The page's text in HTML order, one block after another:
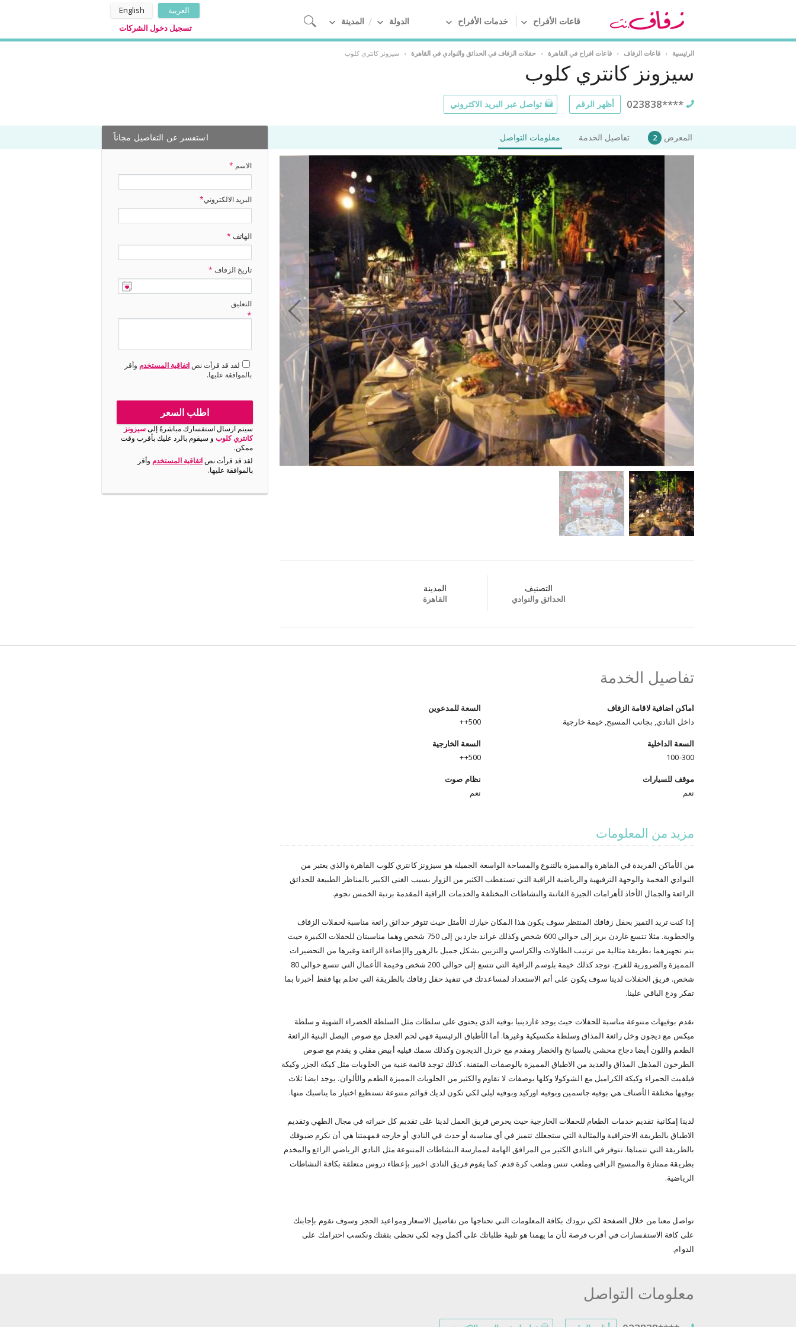
قاعات الأفراح خدمات الأفراح الدولة المدينة
العربية
English
تسجيل دخول الشركات
الرئيسية › قاعات الزفاف › قاعات افراح في القاهرة › حفلات الزفاف في الحدائق والنوادي في القاهرة › سيزونز كانتري كلوب
سيزونز كانتري كلوب
023838**** أظهر الرقم تواصل عبر البريد الاكتروني
المعرض 2 تفاصيل الخدمة معلومات التواصل
التصنيف
الحدائق والنوادي
المدينة
القاهرة
استفسر عن التفاصيل مجاناً
الاسم *
البريد الالكتروني*
الهاتف *
تاريخ الزفاف *
التعليق
*
لقد قد قرأت نصاتفاقية المستخدم وأقر
بالموافقة عليها.
اطلب السعر
سيتم ارسال استفسارك مباشرةً إلىسيزونز
كانتري كلوب و سيقوم بالرد عليك بأقرب وقت
ممكن.
لقد قد قرأت نصاتفاقية المستخدم وأقر
بالموافقة عليها.
تفاصيل الخدمة
اماكن اضافية لاقامة الزفاف
داخل النادي, بجانب المسبح, خيمة خارجية
السعة للمدعوين
500++
السعة الداخلية
100-300
السعة الخارجية
500++
موقف للسيارات
نعم
نظام صوت
نعم
مزيد من المعلومات
من الأماكن الفريدة في القاهرة والمميزة بالتنوع والمساحة الواسعة الجميلة هو سيزونز كانتري كلوب القاهرة والذي يعتبر من
النوادي الفخمة والوجهة الترفيهية والرياضية الراقية التي تستقطب الكثير من الزوار بسبب الغنى الكبير بالمناظر الطبيعة للحدائق
الرائعة والجمال الأخاذ لأهرامات الجيزة الفاتنة والنشاطات المختلفة والخدمات الراقية المقدمة برتبة الخمس نجوم.
إذا كنت تريد التميز بحفل زفافك المنتظر سوف يكون هذا المكان خيارك الأمثل حيث تتوفر حدائق رائعة مناسبة لحفلات الزفاف
والخطوبة. مثلا تتسع غاردن بريز إلى حوالي 600 شخص وكذلك غراند جاردين إلى 750 شخص وهما مناسبتان للحفلات الكبيرة حيث
يتم تجهيزهما بطريقة مثالية من ترتيب الطاولات والكراسي والتزيين بشكل جميل بالزهور والإضاءة الرائعة وغيرها من التحضيرات
المميزة والضرورية للفرح. توجد كذلك خيمة بلوسم الراقية التي تتسع إلى حوالي 200 شخص وخيمة الأعمال التي تتسع حوالي 80
شخص. فريق الحفلات لدينا سوف يكون على أتم الاستعداد لمساعدتك في تنفيذ حفل زفافك بالطريقة التي تحلم بها فقط أخبرنا بما
تفكر ودع الباقي علينا.
نقدم بوفيهات متنوعة مناسبة للحفلات حيث يوجد غاردينيا بوفيه الذي يحتوي على سلطات مثل السلطة الخضراء الشهية و سلطة
ميكس مع ديجون وخل رائعة المذاق وسلطة مكسيكية وغيرها. أما الأطباق الرئيسية فهي لحم العجل مع صوص البصل البنية الرائعة
الطعم واللون أيضا دجاج محشي بالسبانخ والخضار ومقدم مع خردل الديجون وكذلك سمك فيليه أبيض مقلي و يقدم مع صوص
الطرخون المذهل المذاق والعديد من الاطباق المميزة بالوصفات المتقنة. كذلك توجد قائمة غنية من الحلويات مثل كيكة الجزر وكيكة
فيلفيت الحمراء وكيكة الكراميل مع الشوكولا وكلها بوصفات لا تقاوم والكثير من الحلويات المميزة الطعم والألوان. يوجد ايضا ثلاث
بوفيها مختلفة الأصناف هي بوفيه جاسمين وبوفيه اوركيد وبوفيه ليلي لكي تكون لديك قوائم متنوعة تستطيع اختيار ما يناسبك منها.
لدينا إمكانية تقديم خدمات الطعام للحفلات الخارجية حيث يحرص فريق العمل لدينا على تقديم كل خبراته في مجال الطهي وتقديم
الاطباق بالطريقة الاحترافية والمثالية التي ستجعلك تتميز في أي مناسبة أو حدث في النادي أو خارجه فمهمتنا هي أن نكرم ضيوفك
بالطريقة التي تتمناها. تتوفر في النادي الكثير من المرافق الهامة لممارسة النشاطات المتنوعة مثل النادي الرياضي الرائع والمخدم
بطريقة ممتازة والمسبح الراقي وملعب تنس وملعب كرة قدم. كما يقوم فريق النادي اخبير بإعطاء دروس متعلقة بكافة النشاطات
الرياضية.
تواصل معنا من خلال الصفحة لكي نزودك بكافة المعلومات التي تحتاجها من تفاصيل الاسعار ومواعيد الحجز وسوف نقوم بإجابتك
على كافة الاستفسارات في أقرب فرصة لأن ما يهمنا هو تلبية طلباتك على أكمل وجه لكي نحظى بثقتك ونكسب احترامك على
الدوام.
معلومات التواصل